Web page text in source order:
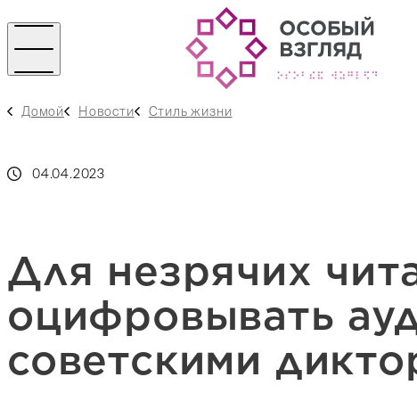
Домой Новости Стиль жизни
04.04.2023
Для незрячих
оцифровывать
советскими